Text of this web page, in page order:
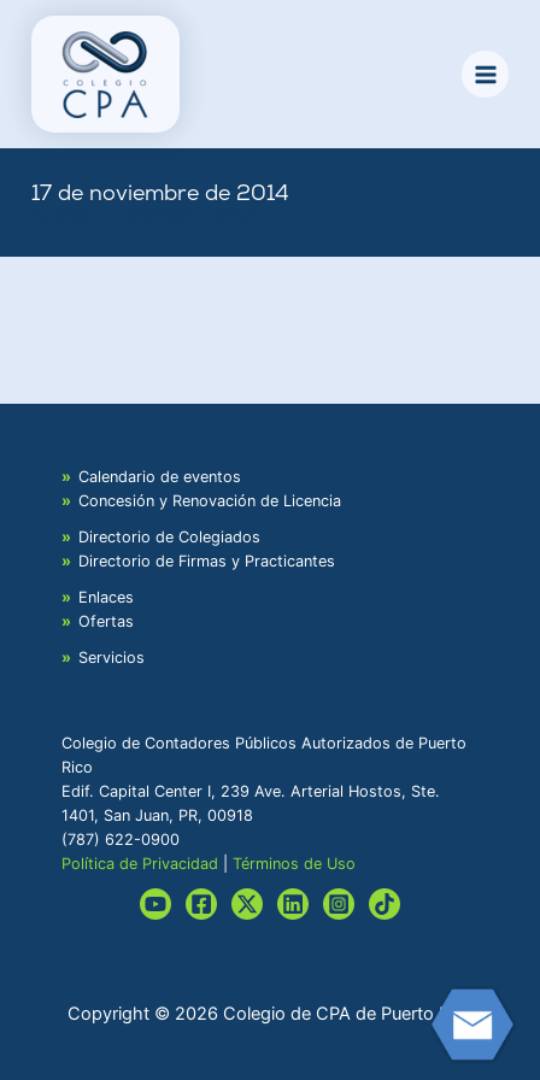
17 de noviembre de 2014
Calendario de eventos
Concesión y Renovación de Licencia
Directorio de Colegiados
Directorio de Firmas y Practicantes
Enlaces
Ofertas
Servicios
Colegio de Contadores Públicos Autorizados de Puerto
Rico
Edif. Capital Center I, 239 Ave. Arterial Hostos, Ste.
1401, San Juan, PR, 00918
(787) 622-0900
Política de Privacidad |Términos de Uso
Copyright © 2026 Colegio de CPA de Puerto Rico